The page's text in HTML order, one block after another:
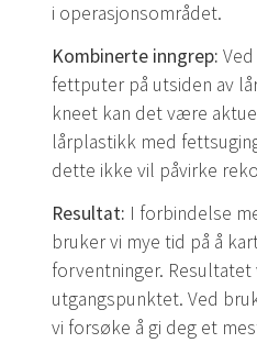
i operasjonsområdet.
Kombinerte inngrep:
fettputer på utsiden av
kneet kan det være
lårplastikk med
dette ikke vil påvirke
Resultat: I forbindelse
bruker vi mye tid på å
forventninger. Resultatet
utgangspunktet. Ved
vi forsøke å gi deg et